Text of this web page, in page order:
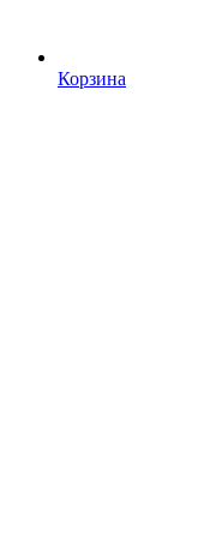
Корзина